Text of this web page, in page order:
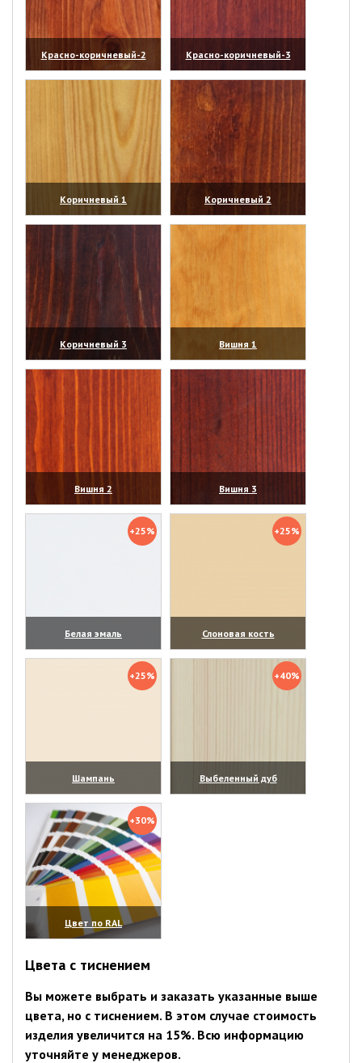
Красно-коричневый-2
(увеличить)
Красно-коричневый-3
(увеличить)
Коричневый 1
(увеличить)
Коричневый 2
(увеличить)
Коричневый 3
(увеличить)
Вишня 1
(увеличить)
Вишня 2
(увеличить)
Вишня 3
(увеличить)
+25%
Белая эмаль
(увеличить)
+25%
Слоновая кость
(увеличить)
+25%
Шампань
(увеличить)
+40%
Выбеленный дуб
(увеличить)
+30%
Цвет по RAL
(увеличить)
Цвета с тиснением
Вы можете выбрать и заказать указанные выше
цвета, но с тиснением. В этом случае стоимость
изделия увеличится на 15%. Всю информацию
уточняйте у менеджеров.